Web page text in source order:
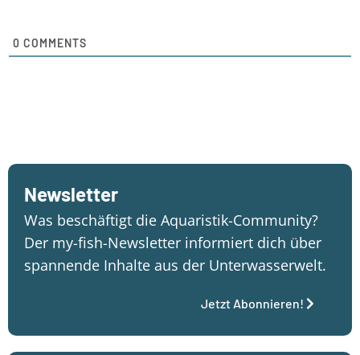
0 COMMENTS
Newsletter
Was beschäftigt die Aquaristik-Community?
Der my-fish-Newsletter informiert dich über
spannende Inhalte aus der Unterwasserwelt.
Jetzt Abonnieren!